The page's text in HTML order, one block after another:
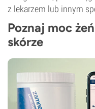
z lekarzem lub innym
Poznaj moc
skórze